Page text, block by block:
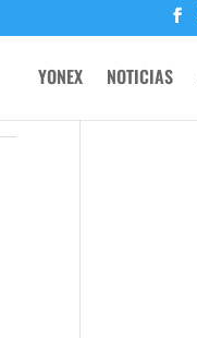
YONEX NOTICIAS